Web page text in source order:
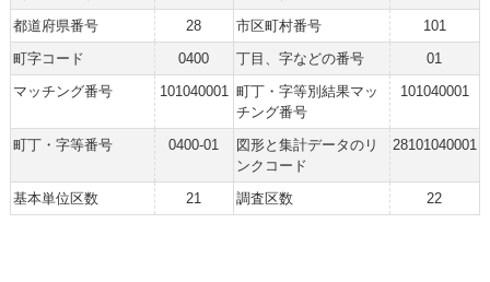
都道府県番号
28 市区町村番号
101
町字コード
0400 丁目、字などの番号
01
マッチング番号
101040001 町丁・字等別結果マッ
チング番号
101040001
町丁・字等番号 0400-01
図形と集計データのリ
ンクコード
28101040001
基本単位区数 21 調査区数 22